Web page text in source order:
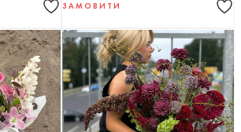
ЗАМОВИТИ